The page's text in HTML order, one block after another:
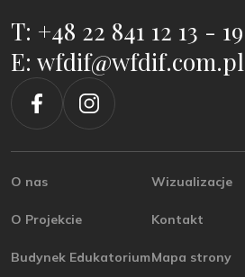
T: +48 22 841 12 13 - 19
E: wfdif@wfdif.com.pl
O nas
O Projekcie
Budynek Edukatorium
Wizualizacje
Kontakt
Mapa strony